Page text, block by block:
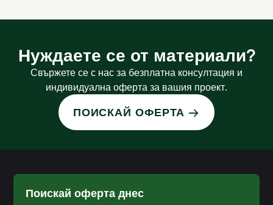
Нуждаете се от материали?
Свържете се с нас за безплатна консултация и
индивидуална оферта за вашия проект.
ПОИСКАЙ ОФЕРТА →
Поискай оферта днес